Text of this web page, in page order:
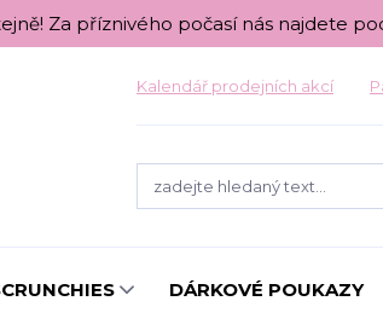
Za příznivého počasí nás najdete
Kalendář prodejních akcí
DÁRKOVÉ POUKAZY